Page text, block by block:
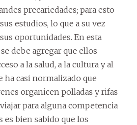
precariedades; para esto
estudios, lo que a su vez
oportunidades. En esta
debe agregar que ellos
a la salud, a la cultura y al
ha casi normalizado que
organicen polladas y rifas
para alguna competencia
es bien sabido que los